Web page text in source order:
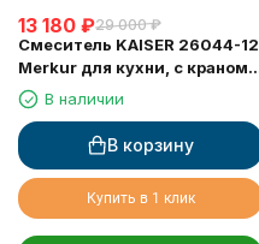
13 180 ₽29 000 ₽
Смеситель KAISER 26044-12
Merkur для кухни, с краном
для питьевой воды, черный
мрамор
В наличии
В корзину
Купить в 1 клик